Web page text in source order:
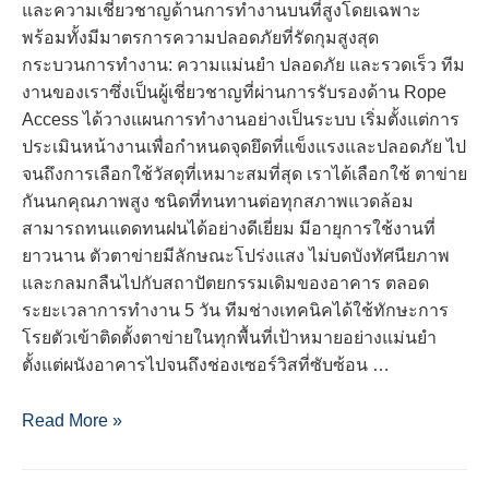
และความเชี่ยวชาญด้านการทำงานบนที่สูงโดยเฉพาะ
พร้อมทั้งมีมาตรการความปลอดภัยที่รัดกุมสูงสุด
กระบวนการทำงาน: ความแม่นยำ ปลอดภัย และรวดเร็ว ทีม
งานของเราซึ่งเป็นผู้เชี่ยวชาญที่ผ่านการรับรองด้าน Rope
Access ได้วางแผนการทำงานอย่างเป็นระบบ เริ่มตั้งแต่การ
ประเมินหน้างานเพื่อกำหนดจุดยึดที่แข็งแรงและปลอดภัย ไป
จนถึงการเลือกใช้วัสดุที่เหมาะสมที่สุด เราได้เลือกใช้ ตาข่าย
กันนกคุณภาพสูง ชนิดที่ทนทานต่อทุกสภาพแวดล้อม
สามารถทนแดดทนฝนได้อย่างดีเยี่ยม มีอายุการใช้งานที่
ยาวนาน ตัวตาข่ายมีลักษณะโปร่งแสง ไม่บดบังทัศนียภาพ
และกลมกลืนไปกับสถาปัตยกรรมเดิมของอาคาร ตลอด
ระยะเวลาการทำงาน 5 วัน ทีมช่างเทคนิคได้ใช้ทักษะการ
โรยตัวเข้าติดตั้งตาข่ายในทุกพื้นที่เป้าหมายอย่างแม่นยำ
ตั้งแต่ผนังอาคารไปจนถึงช่องเซอร์วิสที่ซับซ้อน …
ผล
Read More »